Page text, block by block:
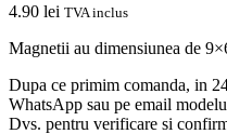
4.90 lei TVA inclus
Magnetii au dimensiunea de
Dupa ce primim comanda, in
WhatsApp sau pe email
Dvs. pentru verificare si